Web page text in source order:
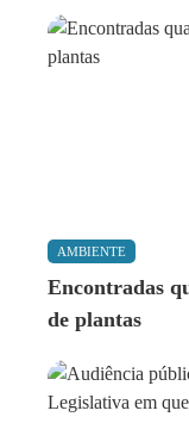
AMBIENTE
Encontradas
de plantas